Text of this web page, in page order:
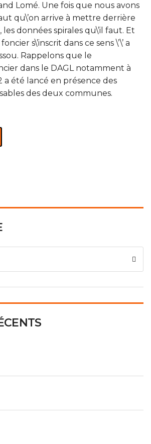
Lomé. Une fois que nous avons
qu\’on arrive à mettre derrière
données spirales qu\’il faut. Et
s\’inscrit dans ce sens \’\’ a
Rappelons que le
dans le DAGL notamment à
a été lancé en présence des
des deux communes.